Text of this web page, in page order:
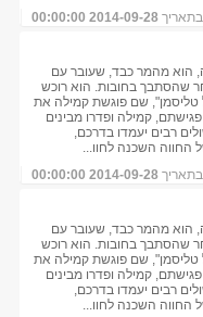
בתאריך2014-09-28 00:00:00
הוא מהמר כבד, שעובר עם
שהסתבך בחובות. הוא רוכש
טליסמן", שם פוגשת קמילה את
קמילה ופדרו מבינים
רבים יעמדו בדרכם,
החווה השכנה לחוו...
בתאריך2014-09-28 00:00:00
הוא מהמר כבד, שעובר עם
שהסתבך בחובות. הוא רוכש
טליסמן", שם פוגשת קמילה את
קמילה ופדרו מבינים
רבים יעמדו בדרכם,
החווה השכנה לחוו...